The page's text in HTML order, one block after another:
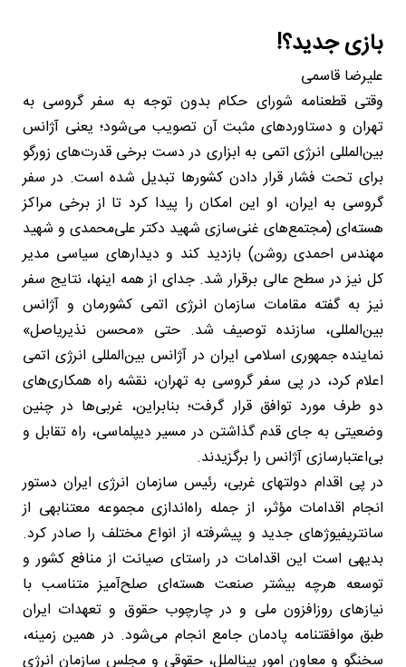
بازی جدید؟!
علیرضا قاسمی
وقتی قطعنامه شورای حکام بدون توجه به سفر گروسی به
تهران و دستاوردهای مثبت آن تصویب می‌شود؛ یعنی آژانس
بین‌المللی انرژی اتمی به ابزاری در دست برخی قدرت‌های زورگو
برای تحت فشار قرار دادن کشورها تبدیل شده است. در سفر
گروسی به ایران، او این امکان را پیدا کرد تا از برخی مراکز
هسته‌ای (مجتمع‌های غنی‌سازی شهید دکتر علی‌محمدی و شهید
مهندس احمدی روشن) بازدید کند و دیدارهای سیاسی مدیر
کل نیز در سطح عالی برقرار شد. جدای از همه اینها، نتایج سفر
نیز به گفته مقامات سازمان انرژی اتمی کشورمان و آژانس
بین‌المللی، سازنده توصیف شد. حتی «محسن نذیری‎اصل»
نماینده جمهوری اسلامی ایران در آژانس بین‌المللی انرژی اتمی
اعلام کرد، در پی سفر گروسی به تهران، نقشه راه همکاری‌های
دو طرف مورد توافق قرار گرفت؛ بنابراین، غربی‌ها در چنین
وضعیتی به جای قدم گذاشتن در مسیر دیپلماسی، راه تقابل و
بی‌اعتبارسازی آژانس را برگزیدند.
در پی اقدام دولتهای غربی، رئیس سازمان انرژی ایران دستور
انجام اقدامات مؤثر، از جمله راه‌اندازی مجموعه معتنابهی از
سانتریفیوژهای جدید و پیشرفته از انواع مختلف را صادر کرد.
بدیهی است این اقدامات در راستای صیانت از منافع کشور و
توسعه هرچه بیشتر صنعت هسته‌ای صلح‌آمیز متناسب با
نیازهای روزافزون ملی و در چارچوب حقوق و تعهدات ایران
طبق موافقت‎نامه پادمان جامع انجام می‌شود. در همین زمینه،
سخنگو و معاون امور بینالملل، حقوقی و مجلس سازمان انرژی